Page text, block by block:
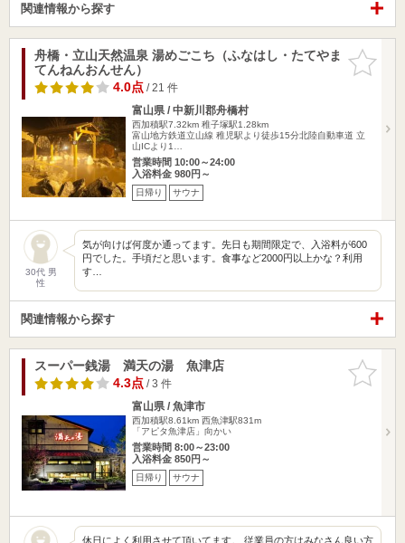
関連情報から探す
お気に入
りに追加
舟橋・立山天然温泉 湯めごこち（ふなはし・たてやま
てんねんおんせん）
4.0点/ 21 件
富山県 / 中新川郡舟橋村
西加積駅7.32km 稚子塚駅1.28km
富山地方鉄道立山線 稚児駅より徒歩15分北陸自動車道 立
山ICより1…
営業時間 10:00～24:00
入浴料金 980円～
日帰り サウナ
30代 男
性
気が向けば何度か通ってます。先日も期間限定で、入浴料が600
円でした。手頃だと思います。食事など2000円以上かな？利用
す…
関連情報から探す
お気に入
りに追加
スーパー銭湯 満天の湯 魚津店
4.3点/ 3 件
富山県 / 魚津市
西加積駅8.61km 西魚津駅831m
「アピタ魚津店」向かい
営業時間 8:00～23:00
入浴料金 850円～
日帰り サウナ
休日によく利用させて頂いてます。 従業員の方はみなさん良い方